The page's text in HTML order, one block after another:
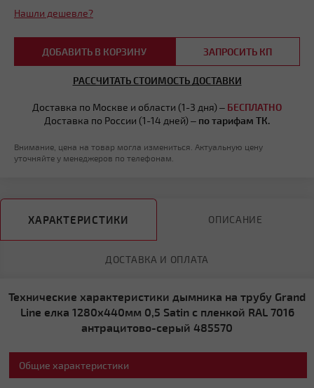
Нашли дешевле?
ДОБАВИТЬ В КОРЗИНУ ЗАПРОСИТЬ КП
РАССЧИТАТЬ СТОИМОСТЬ ДОСТАВКИ
Доставка по Москве и области (1-3 дня) – БЕСПЛАТНО
Доставка по России (1-14 дней) – по тарифам ТК.
Внимание, цена на товар могла измениться. Актуальную цену
уточняйте у менеджеров по телефонам.
ХАРАКТЕРИСТИКИ ОПИСАНИЕ
ДОСТАВКА И ОПЛАТА
Технические характеристики дымника на трубу Grand
Line елка 1280х440мм 0,5 Satin с пленкой RAL 7016
антрацитово-серый 485570
Общие характеристики